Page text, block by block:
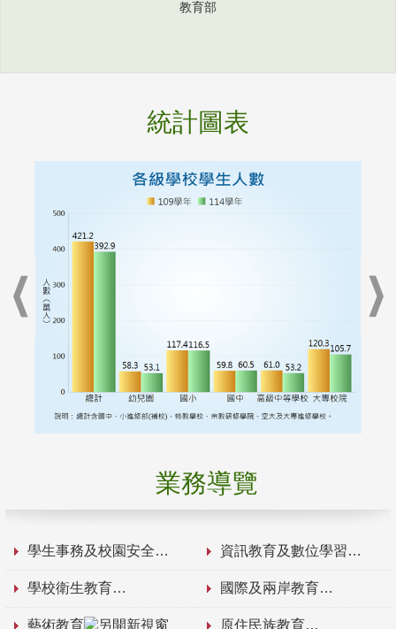
教育部
統計圖表
業務導覽
學生事務及校園安全 資訊教育及數位學習
學校衛生教育 國際及兩岸教育
藝術教育 原住民族教育